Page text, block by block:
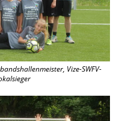
Vize-SWFV-